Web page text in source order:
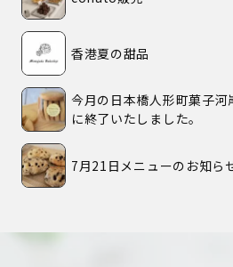
香港夏の甜品
今月の日本橋人形町菓子
に終了いたしました。
7月21日メニューのお知ら